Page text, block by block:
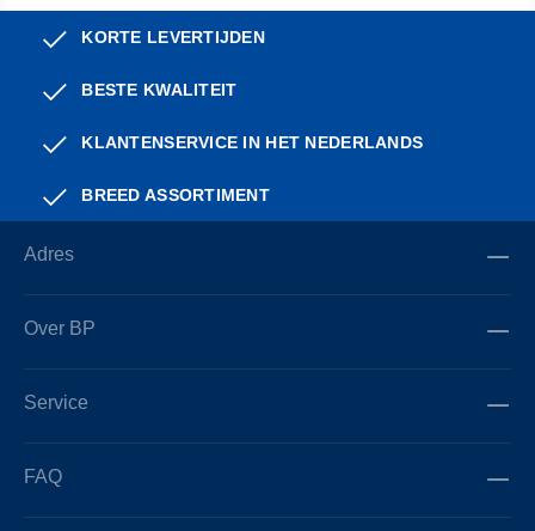
KORTE LEVERTIJDEN
BESTE KWALITEIT
KLANTENSERVICE IN HET NEDERLANDS
BREED ASSORTIMENT
Adres
Over BP
Service
FAQ